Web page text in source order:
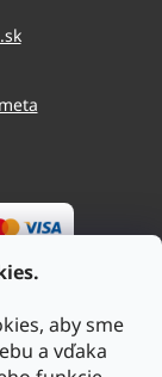
aby sme
a vďaka